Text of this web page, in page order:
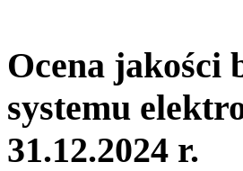
Ocena jakości
systemu
31.12.2024 r.